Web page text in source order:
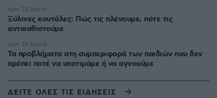
Ξύλινες κουτάλες: Πώς τις πλένουμε, πότε τις
αντικαθιστούμε
πριν 33 λεπτά
Τα προβλήματα στη συμπεριφορά των παιδιών που δεν
πρέπει ποτέ να υποτιμάμε ή να αγνοούμε
πριν 33 λεπτά
ΔΕΙΤΕ ΟΛΕΣ ΤΙΣ ΕΙΔΗΣΕΙΣ